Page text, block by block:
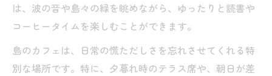
は、波の音や島々の緑を眺めながら、ゆったりと読書や
コーヒータイムを楽しむことができます。
島のカフェは、日常の慌ただしさを忘れさせてくれる特
別な場所です。特に、夕暮れ時のテラス席や、朝日が差